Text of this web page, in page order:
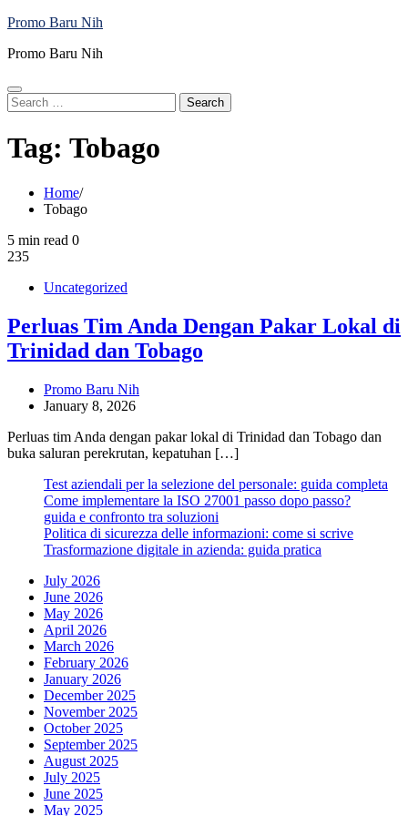
Skip
content
Promo Baru Nih
Promo Baru Nih
Search
for:
Tag: Tobago
Home
Tobago
5 min read 0
235
Uncategorized
Perluas Tim Anda Dengan Pakar Lokal di
Trinidad dan Tobago
Promo Baru Nih
January 8, 2026
Perluas tim Anda dengan pakar lokal di Trinidad dan Tobago dan
buka saluran perekrutan, kepatuhan […]
Test aziendali per la selezione del personale: guida completa
Come implementare la ISO 27001 passo dopo passo?
guida e confronto tra soluzioni
Politica di sicurezza delle informazioni: come si scrive
Trasformazione digitale in azienda: guida pratica
July 2026
June 2026
May 2026
April 2026
March 2026
February 2026
January 2026
December 2025
November 2025
October 2025
September 2025
August 2025
July 2025
June 2025
May 2025